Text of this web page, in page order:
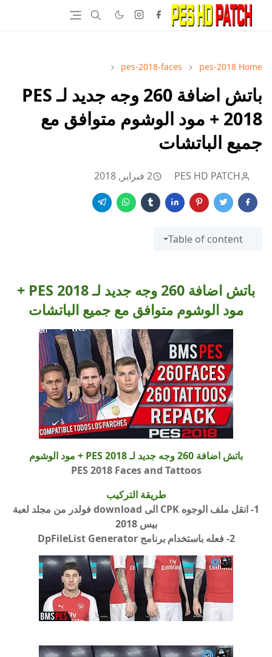
Home
pes-2018
pes-2018-faces
باتش اضافة 260 وجه جديد لـ PES
2018 + مود الوشوم متوافق مع
جميع الباتشات
PES HD PATCH 2 فبراير, 2018
Table of content
باتش اضافة 260 وجه جديد لـ PES 2018 +
مود الوشوم متوافق مع جميع الباتشات
باتش اضافة 260 وجه جديد لـ PES 2018 + مود الوشوم
PES 2018 Faces and Tattoos
طريقة التركيب
1- انقل ملف الوجوه CPK الى download فولدر من مجلد لعبة
بيس 2018
2- فعله باستخدام برنامج DpFileList Generator